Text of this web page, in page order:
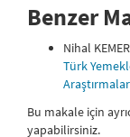
Benzer
Nihal
Türk
Bu makale için
yapabilirsiniz.